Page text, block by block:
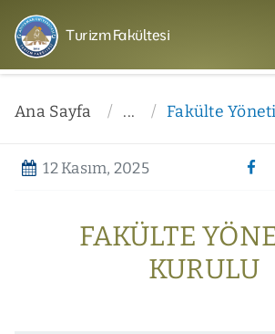
Turizm Fakültesi
Ana Sayfa ... Fakülte
12 Kasım, 2025
FAKÜLTE
KURULU